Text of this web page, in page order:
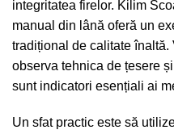
integritatea firelor. Kilim
manual din lână oferă un
tradițional de calitate înaltă.
observa tehnica de țesere
sunt indicatori esențiali ai
Un sfat practic este să